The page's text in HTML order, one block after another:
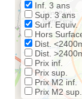
Inf. 3 ans
Sup. 3 ans
Surf. Equiv.
Hors
Dist.
Dist.
Prix inf.
Prix sup.
Prix M2 inf.
Prix M2 sup.